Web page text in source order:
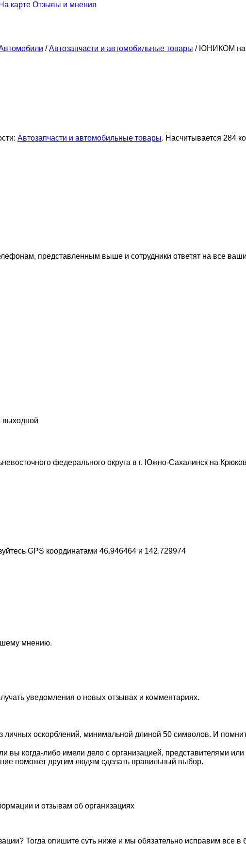
На карте Отзывы и мнения
/ Автозапчасти и автомобильные товары / ЮНИКОМ на
Автозапчасти и автомобильные товары. Насчитывается 284
представленным выше и сотрудники ответят на все
выходной
федерального округа в г. Южно-Сахалинск на
GPS координатами 46.946464 и 142.729974
мнению.
уведомления о новых отзывах и комментариях.
оскорблений, минимальной длиной 50 символов. И
когда-либо имели дело с организацией, представителями
поможет другим людям сделать правильный выбор.
и отзывам об организациях
Тогда опишите суть ниже и мы обязательно исправим все